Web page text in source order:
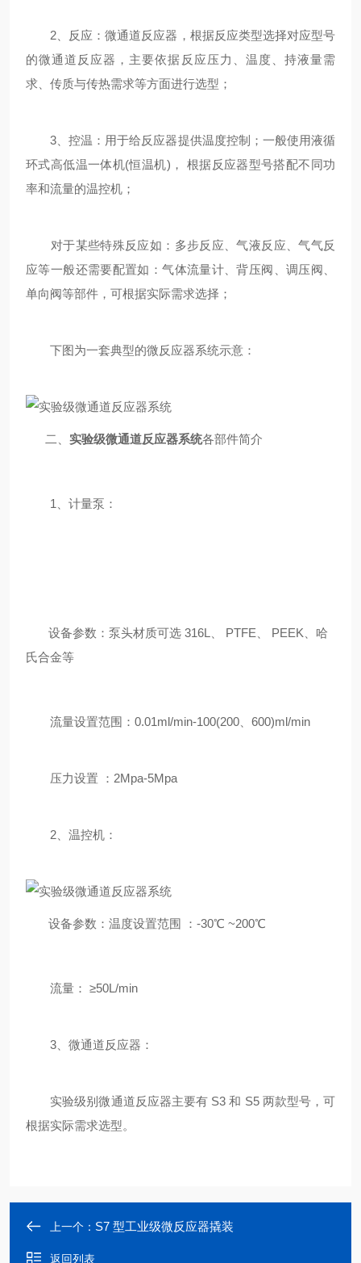
2、反应：微通道反应器，根据反应类型选择对应型号
的微通道反应器，主要依据反应压力、温度、持液量需
求、传质与传热需求等方面进行选型；
3、控温：用于给反应器提供温度控制；一般使用液循
环式高低温一体机(恒温机)， 根据反应器型号搭配不同功
率和流量的温控机；
对于某些特殊反应如：多步反应、气液反应、气气反
应等一般还需要配置如：气体流量计、背压阀、调压阀、
单向阀等部件，可根据实际需求选择；
下图为一套典型的微反应器系统示意：
二、 实验级微通道反应器系统各部件简介
1、计量泵：
设备参数：泵头材质可选 316L、 PTFE、 PEEK、哈
氏合金等
流量设置范围：0.01ml/min-100(200、600)ml/min
压力设置 ：2Mpa-5Mpa
2、温控机：
设备参数：温度设置范围 ：-30℃ ~200℃
流量： ≥50L/min
3、微通道反应器：
实验级别微通道反应器主要有 S3 和 S5 两款型号，可
根据实际需求选型。
上一个： S7 型工业级微反应器撬装
返回列表